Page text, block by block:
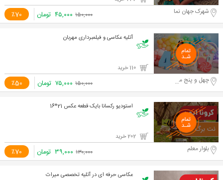
٪70 شهرک جهان نما ۱۵۰,۰۰۰ ۴۵,۰۰۰ تومان
آتلیه عکاسی و فیلمبرداری مهربان
٪50 چهل و پنج متری گلشهر ۱۵۰,۰۰۰ ۷۵,۰۰۰ تومان
استودیو رکسانا بایک قطعه عکس 21*16
٪70 بلوار معلم ۱۳۰,۰۰۰ ۳۹,۰۰۰ تومان
عکاسی حرفه ای در آتلیه تخصصی میراث